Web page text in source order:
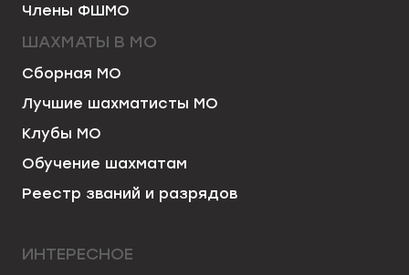
Члены ФШМО
ШАХМАТЫ В МО
Сборная МО
Лучшие шахматисты МО
Клубы МО
Обучение шахматам
Реестр званий и разрядов
ИНТЕРЕСНОЕ